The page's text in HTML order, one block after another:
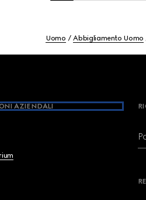
Uomo Abbigliamento Uomo
AZIENDALI